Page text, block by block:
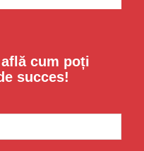
cum poți
succes!